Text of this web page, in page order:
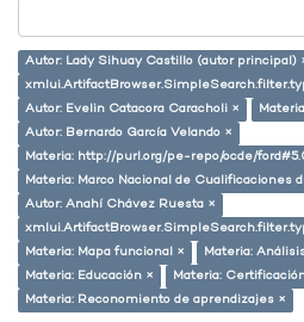
Autor: Lady Sihuay Castillo (autor principal)
Autor: Evelin Catacora Caracholi ×
Autor: Bernardo García Velando ×
Materia: http://purl.org/pe-repo/ocde/
Materia: Marco Nacional de Cualificaciones
Autor: Anahí Chávez Ruesta ×
Materia: Mapa funcional ×
Materia:
Materia: Educación ×
Materia:
Materia: Reconomiento de aprendizajes ×